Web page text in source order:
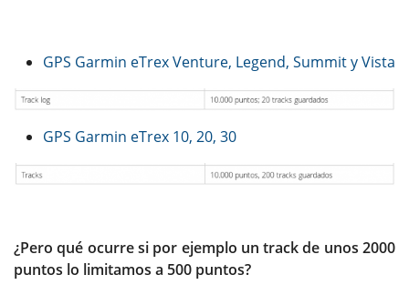
GPS Garmin eTrex Venture, Legend, Summit y Vista
GPS Garmin eTrex 10, 20, 30
¿Pero qué ocurre si por ejemplo un track de unos 2000
puntos lo limitamos a 500 puntos?